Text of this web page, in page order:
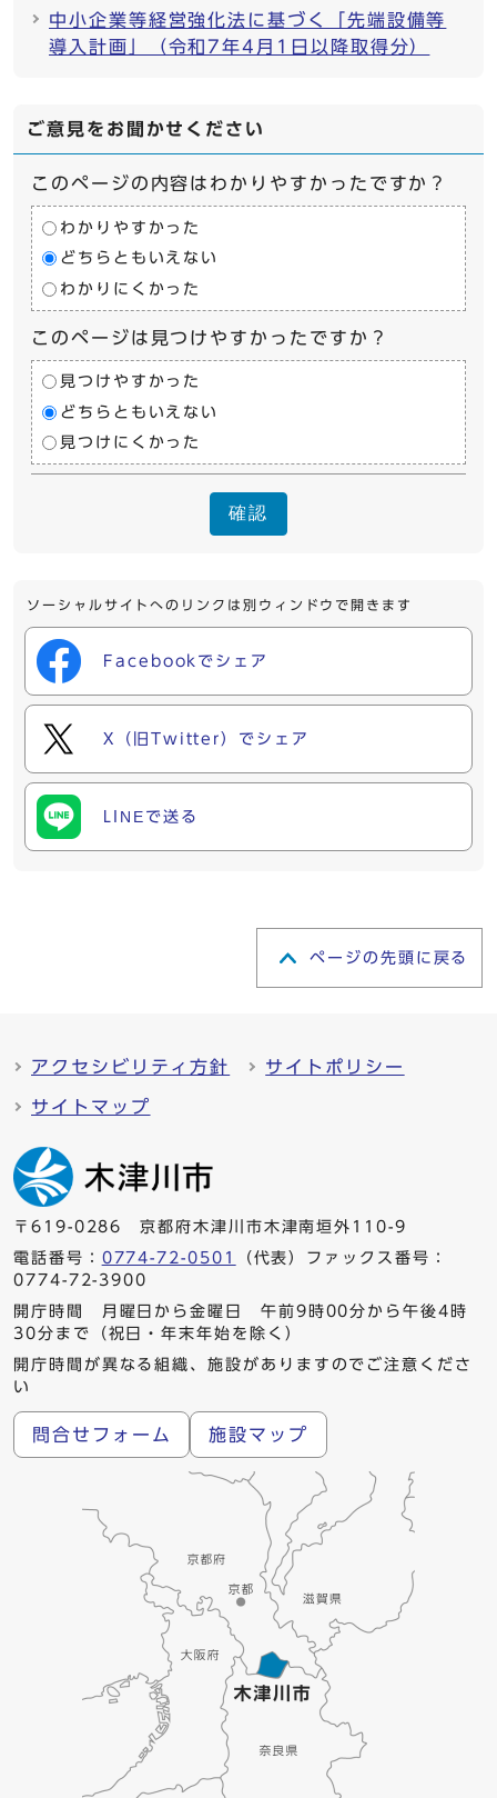
中小企業等経営強化法に基づく「先端設備等
導入計画」（令和7年4月1日以降取得分）
ご意見をお聞かせください
このページの内容はわかりやすかったですか？
わかりやすかった
どちらともいえない
わかりにくかった
このページは見つけやすかったですか？
見つけやすかった
どちらともいえない
見つけにくかった
確認
ソーシャルサイトへのリンクは別ウィンドウで開きます
Facebookでシェア
X（旧Twitter）でシェア
LINEで送る
ページの先頭に戻る
アクセシビリティ方針 サイトポリシー
サイトマップ
〒619-0286 京都府木津川市木津南垣外110-9
電話番号： 0774-72-0501
（代表）ファックス番号：
0774-72-3900
開庁時間 月曜日から金曜日 午前9時00分から午後4時
30分まで（祝日・年末年始を除く）
開庁時間が異なる組織、施設がありますのでご注意くださ
い
問合せフォーム 施設マップ